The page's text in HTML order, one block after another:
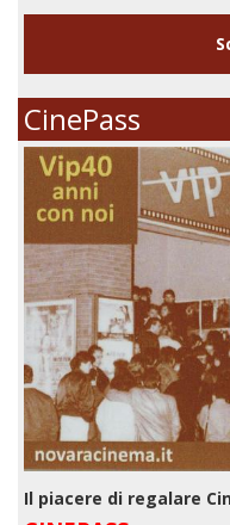
CinePass
Il piacere di regalare